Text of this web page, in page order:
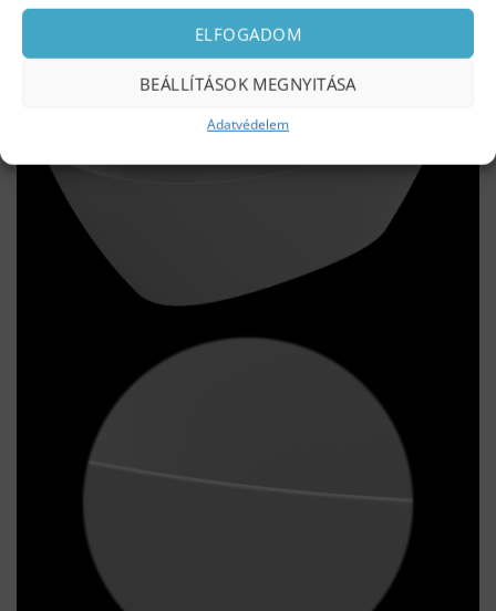
ELFOGADOM
BEÁLLÍTÁSOK MEGNYITÁSA
Adatvédelem